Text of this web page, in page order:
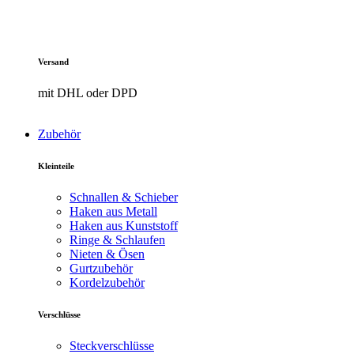
Versand
mit DHL oder DPD
Zubehör
Kleinteile
Schnallen & Schieber
Haken aus Metall
Haken aus Kunststoff
Ringe & Schlaufen
Nieten & Ösen
Gurtzubehör
Kordelzubehör
Verschlüsse
Steckverschlüsse